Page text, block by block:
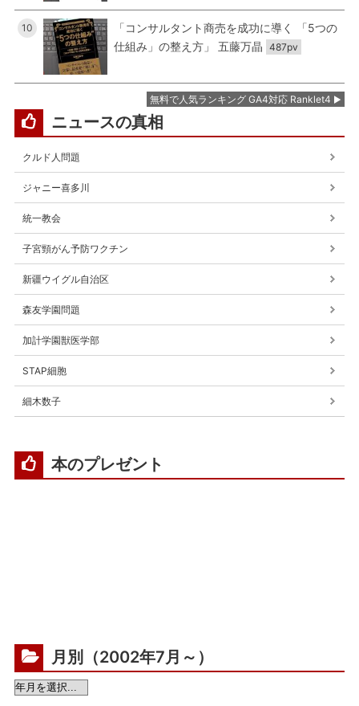
10
「コンサルタント商売を成功に導く 「5つの
仕組み」の整え方」 五藤万晶 487pv
無料で人気ランキング GA4対応 Ranklet4
ニュースの真相
クルド人問題
ジャニー喜多川
統一教会
子宮頸がん予防ワクチン
新疆ウイグル自治区
森友学園問題
加計学園獣医学部
STAP細胞
細木数子
本のプレゼント
月別（2002年7月～）